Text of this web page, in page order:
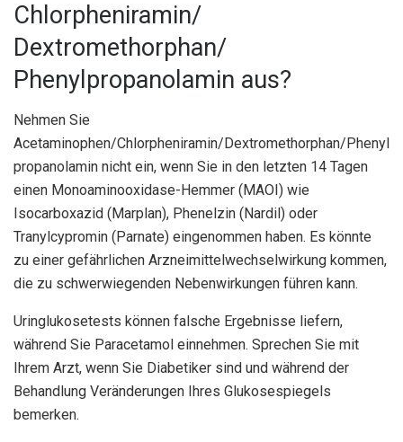
Chlorpheniramin/
Dextromethorphan/
Phenylpropanolamin aus?
Nehmen Sie
Acetaminophen/Chlorpheniramin/Dextromethorphan/Phenyl
propanolamin nicht ein, wenn Sie in den letzten 14 Tagen
einen Monoaminooxidase-Hemmer (MAOI) wie
Isocarboxazid (Marplan), Phenelzin (Nardil) oder
Tranylcypromin (Parnate) eingenommen haben. Es könnte
zu einer gefährlichen Arzneimittelwechselwirkung kommen,
die zu schwerwiegenden Nebenwirkungen führen kann.
Uringlukosetests können falsche Ergebnisse liefern,
während Sie Paracetamol einnehmen. Sprechen Sie mit
Ihrem Arzt, wenn Sie Diabetiker sind und während der
Behandlung Veränderungen Ihres Glukosespiegels
bemerken.